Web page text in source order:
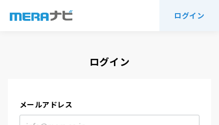
ログイン
ログイン
メールアドレス